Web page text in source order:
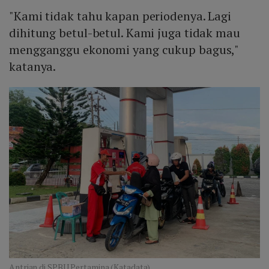
"Kami tidak tahu kapan periodenya. Lagi
dihitung betul-betul. Kami juga tidak mau
mengganggu ekonomi yang cukup bagus,"
katanya.